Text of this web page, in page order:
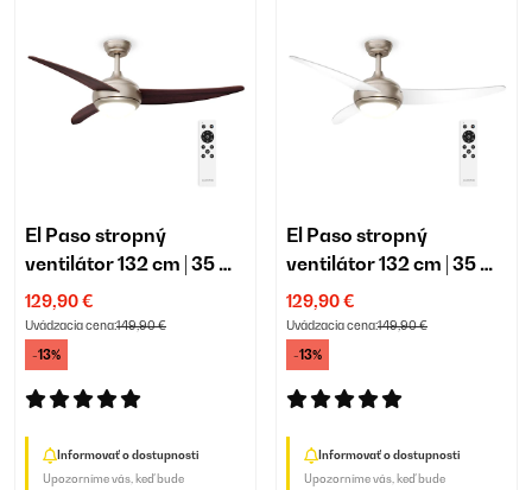
El Paso stropný
ventilátor 132 cm | 35 W |
so svetlom
129,90 €
Uvádzacia cena:149,90 €
-13%
Informovať o dostupnosti
Upozorníme vás, keď bude
El Paso stropný
ventilátor 132 cm | 35 W |
so svetlom
129,90 €
Uvádzacia cena:149,90 €
-13%
Informovať o dostupnosti
Upozorníme vás, keď bude